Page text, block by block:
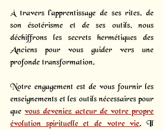
À travers l'apprentissage de ses rites, de
son ésotérisme et de ses outils, nous
déchiffrons les secrets hermétiques des
Anciens pour vous guider vers une
profonde transformation.
Notre engagement est de vous fournir les
enseignements et les outils nécessaires pour
quevous deveniez acteur de votre propre
évolution spirituelle et de votre vie.Il